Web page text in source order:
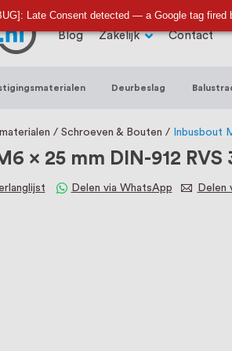
Late Consent detected — a Google tag fired
écht familiebedrijf met
deurbeslag,
waar we RVS op
service bij ons
Blog Zakelijk Contact
Deurbeslag
Schroeven & Bouten Inbusbout
x 25 mm DIN-912 RVS
Delen via WhatsApp Delen